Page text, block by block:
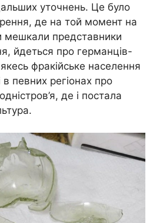
уточнень. Це було
де на той момент на
мешкали представники
йдеться про германців-
фракійське населення
певних регіонах про
де і постала